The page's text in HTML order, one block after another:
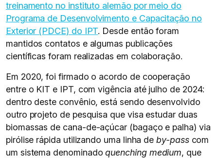
treinamento no instituto alemão por meio do
Programa de Desenvolvimento e Capacitação no
Exterior (PDCE) do IPT. Desde então foram
mantidos contatos e algumas publicações
científicas foram realizadas em colaboração.
Em 2020, foi firmado o acordo de cooperação
entre o KIT e IPT, com vigência até julho de 2024:
dentro deste convênio, está sendo desenvolvido
outro projeto de pesquisa que visa estudar duas
biomassas de cana-de-açúcar (bagaço e palha) via
pirólise rápida utilizando uma linha deby-passcom
um sistema denominadoquenching medium, que